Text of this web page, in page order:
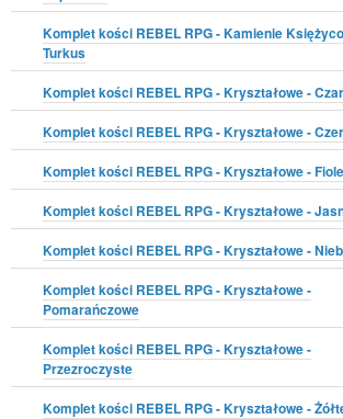
Komplet kości REBEL RPG - Kamienie
Turkus
Komplet kości REBEL RPG - Kryształowe -
Komplet kości REBEL RPG - Kryształowe -
Komplet kości REBEL RPG - Kryształowe -
Komplet kości REBEL RPG - Kryształowe -
Komplet kości REBEL RPG - Kryształowe -
Komplet kości REBEL RPG - Kryształowe -
Pomarańczowe
Komplet kości REBEL RPG - Kryształowe -
Przezroczyste
Komplet kości REBEL RPG - Kryształowe -